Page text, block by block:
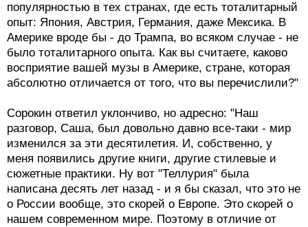
популярностью в тех странах, где есть тоталитарный
опыт: Япония, Австрия, Германия, даже Мексика. В
Америке вроде бы - до Трампа, во всяком случае - не
было тоталитарного опыта. Как вы считаете, каково
восприятие вашей музы в Америке, стране, которая
абсолютно отличается от того, что вы перечислили?"
Сорокин ответил уклончиво, но адресно: "Наш
разговор, Саша, был довольно давно все-таки - мир
изменился за эти десятилетия. И, собственно, у
меня появились другие книги, другие стилевые и
сюжетные практики. Ну вот "Теллурия" была
написана десять лет назад - и я бы сказал, что это не
о России вообще, это скорей о Европе. Это скорей о
нашем современном мире. Поэтому в отличие от